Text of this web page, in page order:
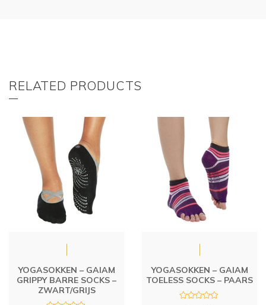
RELATED PRODUCTS
YOGASOKKEN – GAIAM
GRIPPY BARRE SOCKS –
ZWART/GRIJS
YOGASOKKEN – GAIAM
TOELESS SOCKS – PAARS